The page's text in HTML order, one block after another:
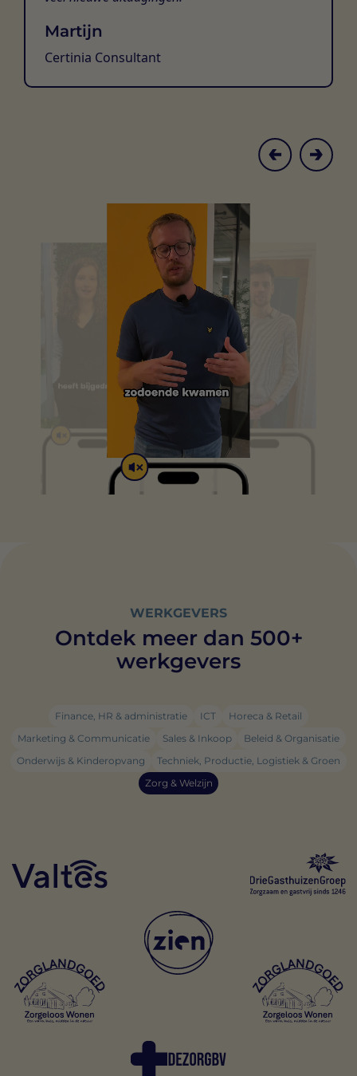
Martijn
Certinia Consultant
WERKGEVERS
Ontdek meer dan 500+
werkgevers
Finance, HR & administratie ICT
Horeca & Retail
Marketing & Communicatie
Sales & Inkoop
Beleid & Organisatie
Onderwijs & Kinderopvang
Techniek, Productie, Logistiek & Groen
Zorg & Welzijn